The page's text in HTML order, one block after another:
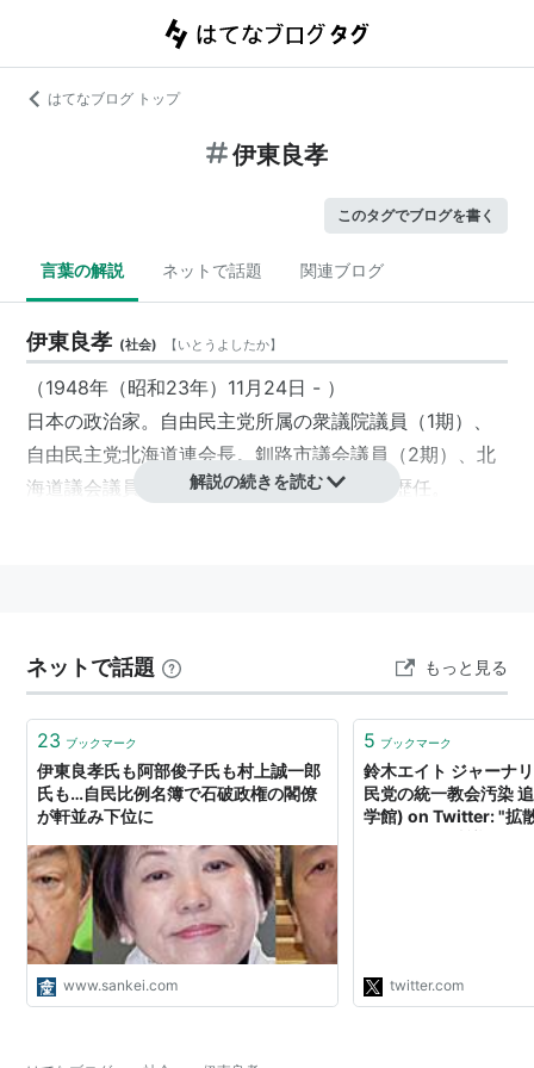
はてなブログ トップ
伊東良孝
このタグでブログを書く
言葉の解説 ネットで話題 関連ブログ
伊東良孝 (社会) 【いとうよしたか】
（1948年（昭和23年）11月24日 - ）
日本の政治家。自由民主党所属の衆議院議員（1期）、
自由民主党北海道連会長。釧路市議会議員（2期）、北
海道議会議員（2期）、釧路市長（2期）を歴任。
解説の続きを読む
ネットで話題 もっと見る
23 ブックマーク
伊東良孝氏も阿部俊子氏も村上誠一郎
氏も…自民比例名簿で石破政権の閣僚
が軒並み下位に
www.sankei.com
5 ブックマーク
鈴木エイト ジャーナ
民党の統一教会汚染
学館) on Twitter: "拡
https://t.co/
twitter.com